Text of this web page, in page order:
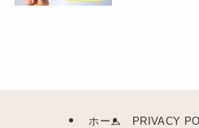
ホーム PRIVACY